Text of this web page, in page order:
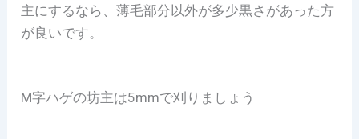
主にするなら、薄毛部分以外が多少黒さがあった方
が良いです。
M字ハゲの坊主は5mmで刈りましょう